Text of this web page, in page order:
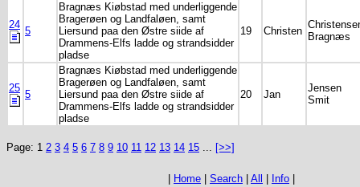
24
5
Bragnæs Kiøbstad med underliggende
Bragerøen og Landfaløen, samt
Liersund paa den Østre siide af
Drammens-Elfs ladde og strandsidder
pladse
19 Christen Bragnæs
25
5
Bragnæs Kiøbstad med underliggende
Bragerøen og Landfaløen, samt
Liersund paa den Østre siide af
Drammens-Elfs ladde og strandsidder
pladse
20 Jan
Jensen
Smit
Page: 1 2 3 4 5 6 7 8 9 10 11 12 13 14 15 ... [>>]
Home Search All Info